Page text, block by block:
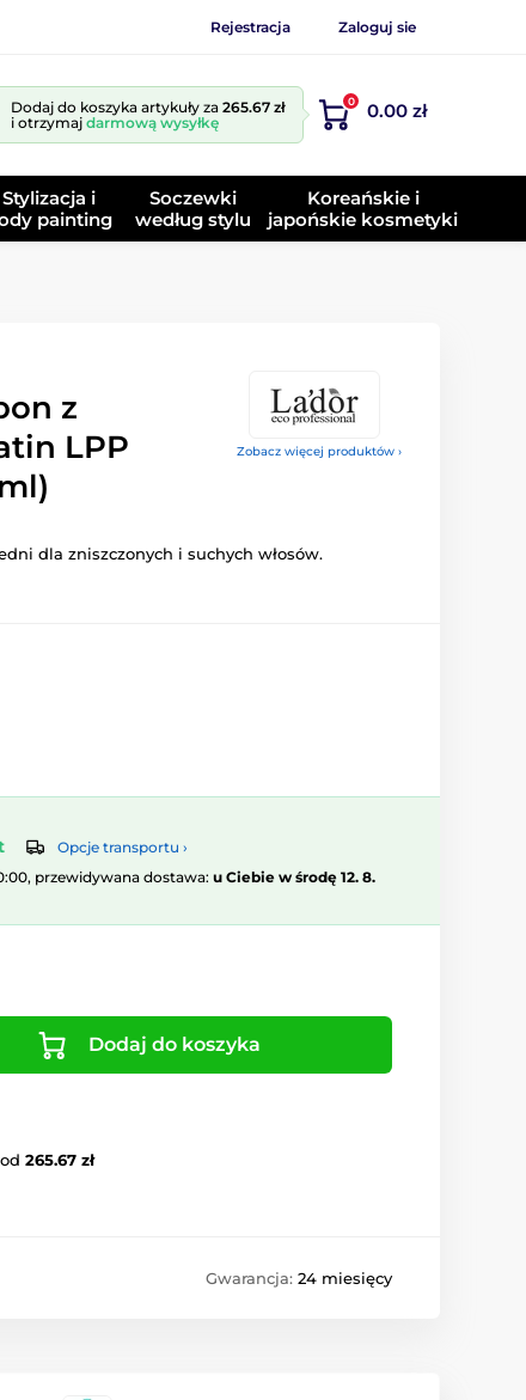
Rejestracja Zaloguj sie
Dodaj do koszyka artykuły za 265.67 zł
i otrzymaj darmową wysyłkę
0 0.00 zł
Stylizacja i
painting
Soczewki
według stylu
Koreańskie i
japońskie kosmetyki
Zobacz więcej produktów ›
z
LPP
dla zniszczonych i suchych włosów.
Opcje transportu ›
przewidywana dostawa: u Ciebie w środę 12. 8.
Dodaj do koszyka
od 265.67 zł
Gwarancja: 24 miesięcy